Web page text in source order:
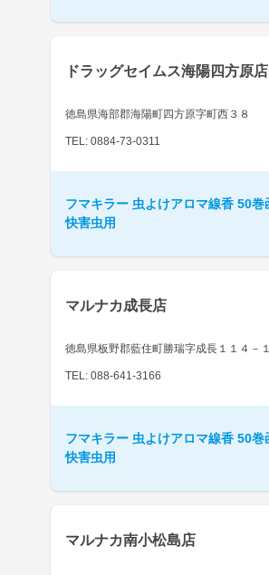
ドラッグセイムス海陽四方原店
徳島県海部郡海陽町四方原字町西３８
TEL: 0884-73-0311
フマキラー 虫よけアロマ線香 50
快害虫用
マルナカ成長店
徳島県板野郡藍住町勝瑞字成長１１４－１
TEL: 088-641-3166
フマキラー 虫よけアロマ線香 50
快害虫用
マルナカ南小松島店